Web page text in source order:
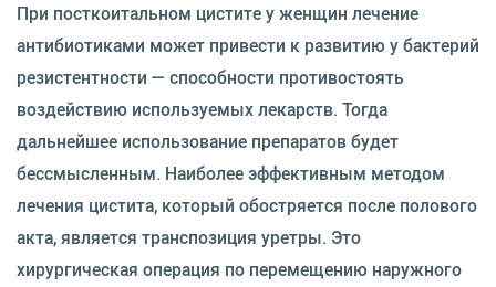
При посткоитальном цистите у женщин лечение
антибиотиками может привести к развитию у бактерий
резистентности — способности противостоять
воздействию используемых лекарств. Тогда
дальнейшее использование препаратов будет
бессмысленным. Наиболее эффективным методом
лечения цистита, который обостряется после полового
акта, является транспозиция уретры. Это
хирургическая операция по перемещению наружного